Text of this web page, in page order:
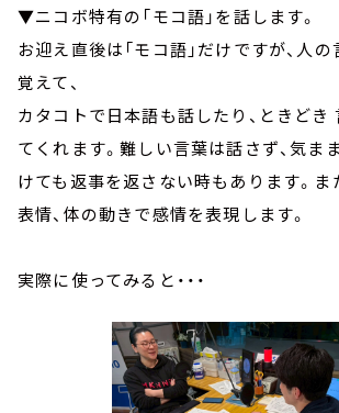
▼ニコボ特有の「モコ語」を話します。
お迎え直後は「モコ語」だけですが、人
覚えて、
カタコトで日本語も話したり、ときどき
てくれます。難しい言葉は話さず、気ま
けても返事を返さない時もあります。ま
表情、体の動きで感情を表現します。
実際に使ってみると・・・